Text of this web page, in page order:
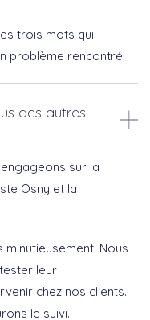
trois mots qui
problème rencontré.
des autres
sur la
Osny et la
Nous
leur
chez nos clients.
le suivi.